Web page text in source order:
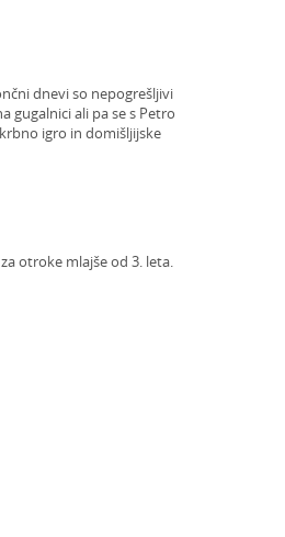
dnevi so nepogrešljivi
gugalnici ali pa se s Petro
igro in domišljijske
otroke mlajše od 3. leta.